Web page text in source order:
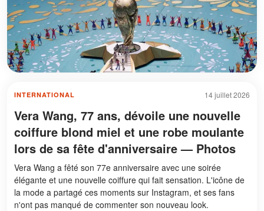
14 juillet 2026
INTERNATIONAL
Vera Wang, 77 ans, dévoile une nouvelle
coiffure blond miel et une robe moulante
lors de sa fête d'anniversaire — Photos
Vera Wang a fêté son 77e anniversaire avec une soirée
élégante et une nouvelle coiffure qui fait sensation. L'icône de
la mode a partagé ces moments sur Instagram, et ses fans
n'ont pas manqué de commenter son nouveau look.